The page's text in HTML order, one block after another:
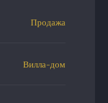
Продажа
Вилла-дом